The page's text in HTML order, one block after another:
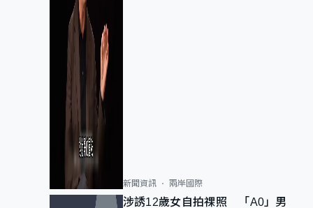
新聞資訊 兩岸國際
涉誘12歲女自拍祼照 「A0」男